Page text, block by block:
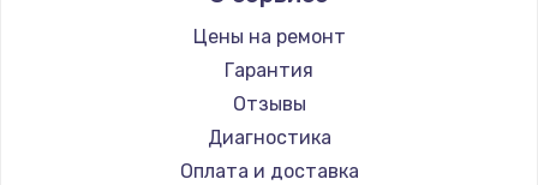
Заказать
Замена электроконфорки
Заказать
Цены на ремонт
Гарантия
Отзывы
Диагностика
Оплата и доставка